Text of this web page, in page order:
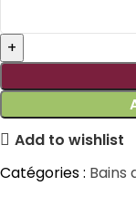
Add to wishlist
Catégories : Bains